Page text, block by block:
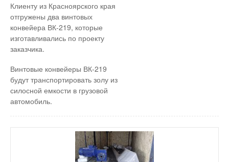
Клиенту из Красноярского края
отгружены два винтовых
конвейера ВК-219, которые
изготавливались по проекту
заказчика.
Винтовые конвейеры ВК-219
будут транспортировать золу из
силосной емкости в грузовой
автомобиль.